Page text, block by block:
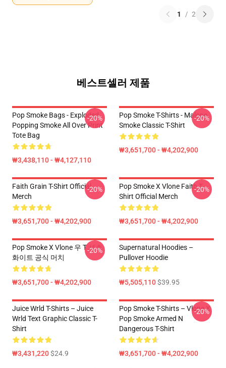
1 / 2
베스트셀러 제품
Pop Smoke Bags - Exploded
Popping Smoke All Over Print
Tote Bag
₩3,438,110 - ₩4,127,110
-20%
Pop Smoke T-Shirts - Malone
Smoke Classic T-Shirt
₩3,651,700 - ₩4,202,900
-20%
Faith Grain T-Shirt Official
Merch
₩3,651,700 - ₩4,202,900
-20%
Pop Smoke X Vlone Faith T-
Shirt Official Merch
₩3,651,700 - ₩4,202,900
-20%
Pop Smoke X Vlone 우 T 셔츠
화이트 공식 머치
₩3,651,700 - ₩4,202,900
-20%
Supernatural Hoodies –
Pullover Hoodie
₩5,505,110$39.95
Juice Wrld T-Shirts – Juice
Wrld Text Graphic Classic T-
Shirt
₩3,431,220$24.9
Pop Smoke T-Shirts – Vlone X
Pop Smoke Armed N
Dangerous T-Shirt
₩3,651,700 - ₩4,202,900
-20%